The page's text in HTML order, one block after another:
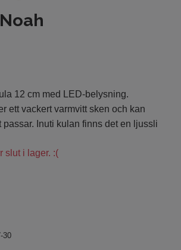
12 cm med LED-belysning.
ett vackert varmvitt sken och kan
passar. Inuti kulan finns det en ljussli
slut i lager. :(
30